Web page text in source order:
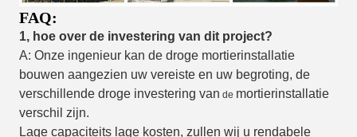
FAQ:
1, hoe over de investering van dit project?
A: Onze ingenieur kan de droge mortierinstallatie
bouwen aangezien uw vereiste en uw begroting, de
verschillende droge investering van de mortierinstallatie
verschil zijn.
Lage capaciteits lage kosten, zullen wij u rendabele